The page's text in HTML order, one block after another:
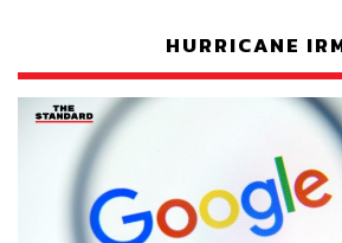
HURRICANE